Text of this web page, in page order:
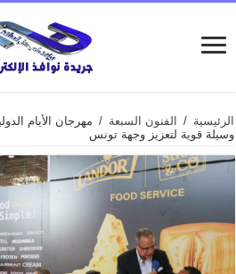
الرئيسية / الفنون السبعة / مهرجان الأيام
وسيلة قوية لتعزيز وجهة تونس